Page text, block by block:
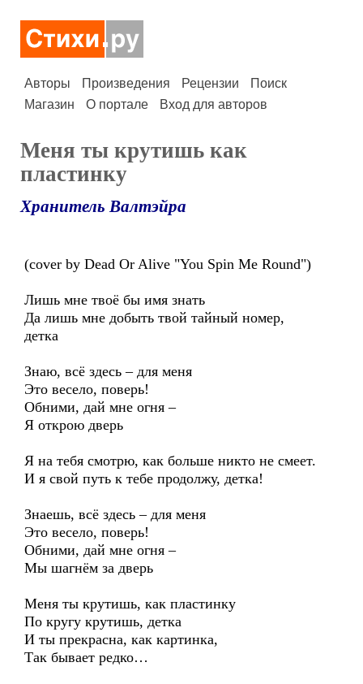
Авторы Произведения Рецензии
Поиск
Магазин
О портале Вход для авторов
Меня ты крутишь как
пластинку
Хранитель Валтэйра
(cover by Dead Or Alive "You Spin Me Round")
Лишь мне твоё бы имя знать
Да лишь мне добыть твой тайный номер,
детка
Знаю, всё здесь – для меня
Это весело, поверь!
Обними, дай мне огня –
Я открою дверь
Я на тебя смотрю, как больше никто не смеет.
И я свой путь к тебе продолжу, детка!
Знаешь, всё здесь – для меня
Это весело, поверь!
Обними, дай мне огня –
Мы шагнём за дверь
Меня ты крутишь, как пластинку
По кругу крутишь, детка
И ты прекрасна, как картинка,
Так бывает редко…